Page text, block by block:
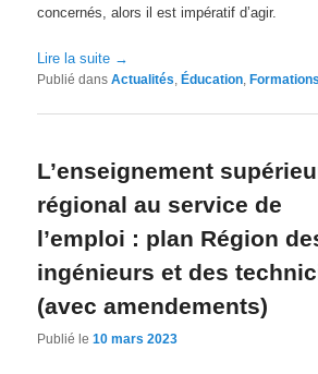
concernés, alors il est impératif d’agir.
Lire la suite →
Publié dans Actualités, Éducation,
L’enseignement
régional au service de
l’emploi : plan Région
ingénieurs et des
(avec amendements)
Publié le10 mars 2023